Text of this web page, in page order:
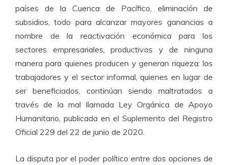
países de la Cuenca de Pacífico, eliminación de
subsidios, todo para alcanzar mayores ganancias a
nombre de la reactivación económica para los
sectores empresariales, productivos y de ninguna
manera para quienes producen y generan riqueza: los
trabajadores y el sector informal, quienes en lugar de
ser beneficiados, continúan siendo maltratados a
través de la mal llamada Ley Orgánica de Apoyo
Humanitario, publicada en el Suplemento del Registro
Oficial 229 del 22 de junio de 2020.
La disputa por el poder político entre dos opciones de